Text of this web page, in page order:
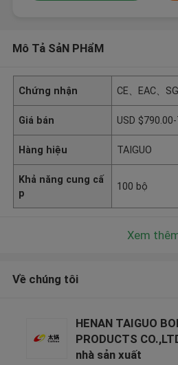
Mô Tả SảN PHẩM
Chứng nhận CE、EAC、
Giá bán USD
Hàng hiệu TAIGUO
Khả năng cung cấ
p
100 bộ
Xem
Về chúng tôi
HENAN TAIGUO
PRODUCTS
nhà sản xuất